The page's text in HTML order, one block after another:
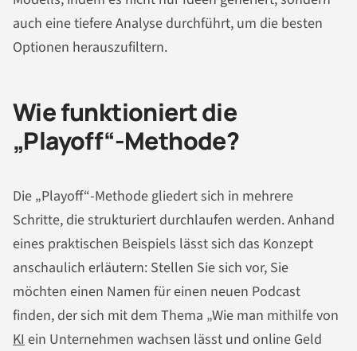
auch eine tiefere Analyse durchführt, um die besten
Optionen herauszufiltern.
Wie funktioniert die
„Playoff“-Methode?
Die „Playoff“-Methode gliedert sich in mehrere
Schritte, die strukturiert durchlaufen werden. Anhand
eines praktischen Beispiels lässt sich das Konzept
anschaulich erläutern: Stellen Sie sich vor, Sie
möchten einen Namen für einen neuen Podcast
finden, der sich mit dem Thema „Wie man mithilfe von
KIein Unternehmen wachsen lässt und online Geld